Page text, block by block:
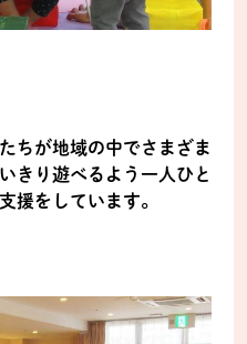
ちが地域の中でさまざま
きり遊べるよう一人ひと
援をしています。